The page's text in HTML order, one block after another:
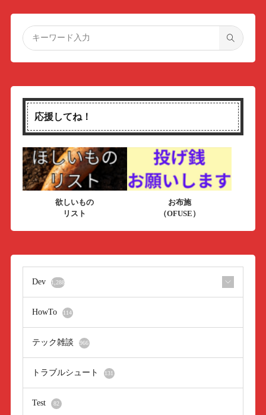
応援してね！
欲しいもの
リスト
お布施
（OFUSE）
Dev 1,288
HowTo 114
テック雑談 966
トラブルシュート 131
Test 82